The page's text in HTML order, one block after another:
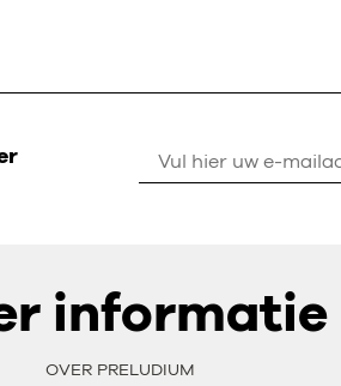
informatie
OVER PRELUDIUM